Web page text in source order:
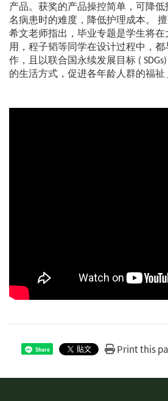
产品。获奖的产品操控简单，可降
名病患时的难度，降低护理成本。
希文老师指出，毕业专题是学生将
用，程子韬等同学在设计过程中，
作，且以联合国永续发展目标 (
的生活方式，促进各年龄人群的福祉
Share Print this